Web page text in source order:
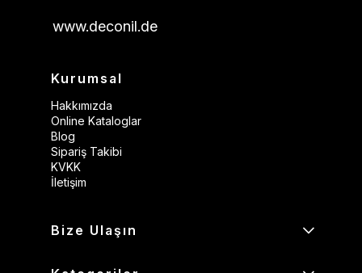
www.deconil.de
Kurumsal
Hakkımızda
Online Kataloglar
Blog
Sipariş Takibi
KVKK
İletişim
Bize Ulaşın